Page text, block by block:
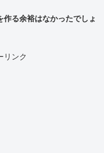
る余裕はなかったでしょ
リンク